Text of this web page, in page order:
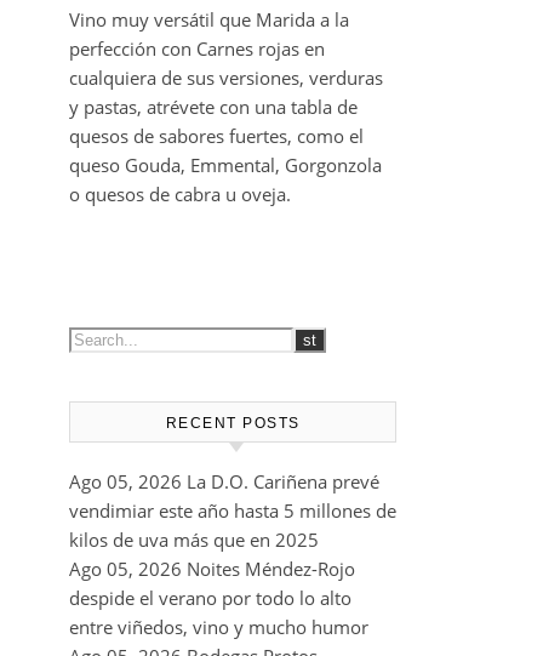
Vino muy versátil que Marida a la
perfección con Carnes rojas en
cualquiera de sus versiones, verduras
o quesos de cabra u oveja.
RECENT POSTS
Ago 05, 2026 La D.O. Cariñena prevé
vendimiar este año hasta 5 millones de